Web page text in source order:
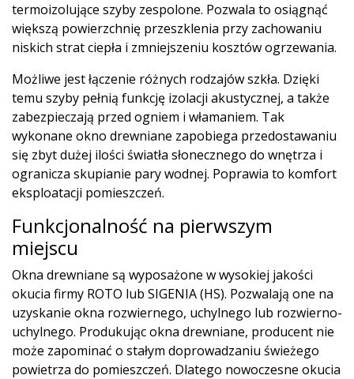
termoizolujące szyby zespolone. Pozwala to osiągnąć
większą powierzchnię przeszklenia przy zachowaniu
niskich strat ciepła i zmniejszeniu kosztów ogrzewania.
Możliwe jest łączenie różnych rodzajów szkła. Dzięki
temu szyby pełnią funkcję izolacji akustycznej, a także
zabezpieczają przed ogniem i włamaniem. Tak
wykonane okno drewniane zapobiega przedostawaniu
się zbyt dużej ilości światła słonecznego do wnętrza i
ogranicza skupianie pary wodnej. Poprawia to komfort
eksploatacji pomieszczeń.
Funkcjonalność na pierwszym
miejscu
Okna drewniane są wyposażone w wysokiej jakości
okucia firmy ROTO lub SIGENIA (HS). Pozwalają one na
uzyskanie okna rozwiernego, uchylnego lub rozwierno-
uchylnego. Produkując okna drewniane, producent nie
może zapominać o stałym doprowadzaniu świeżego
powietrza do pomieszczeń. Dlatego nowoczesne okucia